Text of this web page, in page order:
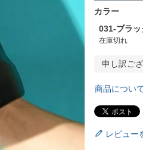
カラー
031-ブラッ
在庫切れ
申し訳ご
商品につい
レビュー